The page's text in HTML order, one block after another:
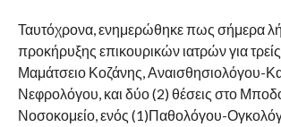
Ταυτόχρονα, ενημερώθηκε πως σήμερα
προκήρυξης επικουρικών ιατρών για
Μαμάτσειο Κοζάνης, Αναισθησιολόγου-
Νεφρολόγου, και δύο (2) θέσεις στο
Νοσοκομείο, ενός (1)Παθολόγου-